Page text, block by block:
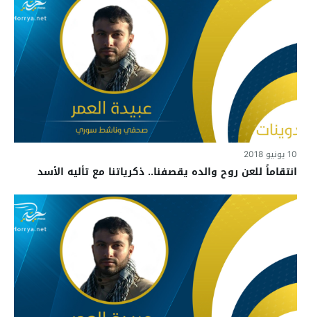
10 يونيو 2018
انتقاماً للعن روح والده يقصفنا.. ذكرياتنا مع تأليه الأسد